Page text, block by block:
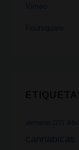
Vimeo
Foursquare
alemania (27)
cannabicas